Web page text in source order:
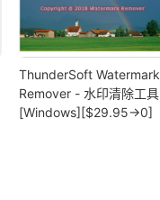
ThunderSoft Watermark
Remover - 水印清除工具
[Windows][$29.95→0]